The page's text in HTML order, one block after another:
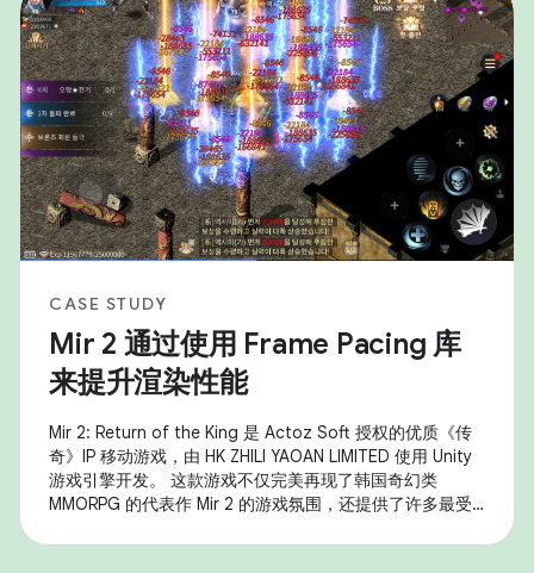
整为重点的优化。 高保真度移动游戏需要大量的 GPU 和
CPU 资源，这通常会导致
CASE STUDY
Mir 2 通过使用 Frame Pacing 库
来提升渲染性能
Mir 2: Return of the King 是 Actoz Soft 授权的优质《传
奇》IP 移动游戏，由 HK ZHILI YAOAN LIMITED 使用 Unity
游戏引擎开发。 这款游戏不仅完美再现了韩国奇幻类
MMORPG 的代表作 Mir 2 的游戏氛围，还提供了许多最受
心玩法。 该游戏使用了 Android Frame Pacing 库